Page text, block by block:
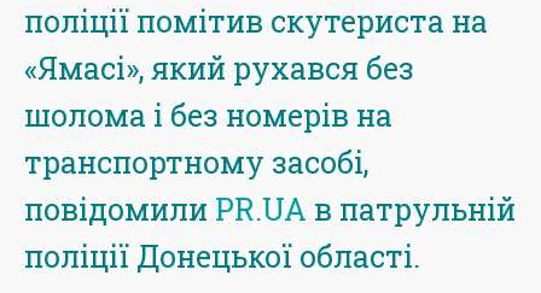
поліції помітив скутериста на
«Ямасі», який рухався без
шолома і без номерів на
транспортному засобі,
повідомили PR.UA в патрульній
поліції Донецької області.